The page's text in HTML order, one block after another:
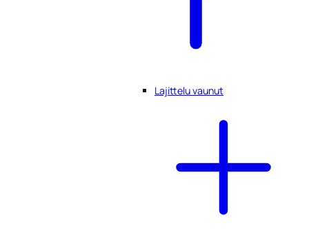
Lajittelu vaunut